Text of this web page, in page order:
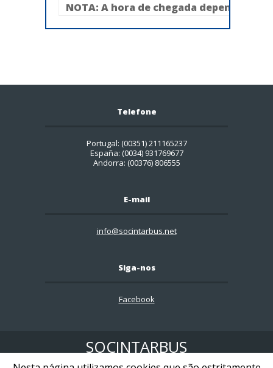
NOTA: A hora de chegada depende
Telefone
Portugal: (00351) 211165237
España: (0034) 931769677
Andorra: (00376) 806555
E-mail
info@socintarbus.net
Siga-nos
Facebook
SOCINTARBUS